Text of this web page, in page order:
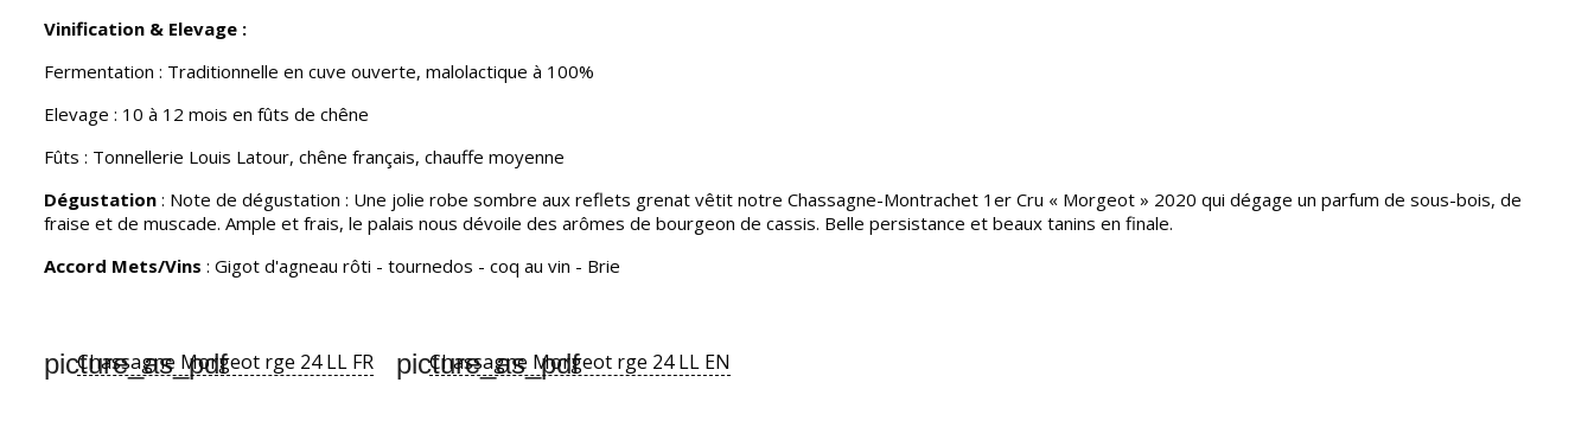
Vinification & Elevage :
Fermentation : Traditionnelle en cuve ouverte, malolactique à 100%
Elevage : 10 à 12 mois en fûts de chêne
Fûts : Tonnellerie Louis Latour, chêne français, chauffe moyenne
Dégustation : Note de dégustation : Une jolie robe sombre aux reflets grenat vêtit notre Chassagne-Montrachet 1er Cru « Morgeot » 2020 qui dégage un parfum de sous-bois, de
fraise et de muscade. Ample et frais, le palais nous dévoile des arômes de bourgeon de cassis. Belle persistance et beaux tanins en finale.
Accord Mets/Vins : Gigot d'agneau rôti - tournedos - coq au vin - Brie
picture_as_pdf
Chassagne Morgeot rge 24 LL FR picture_as_pdf
Chassagne Morgeot rge 24 LL EN